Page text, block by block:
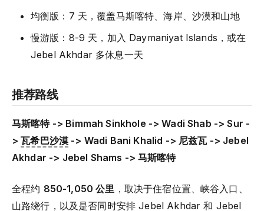
均衡版：7 天，覆盖马斯喀特、海岸、沙漠和山地
慢游版：8-9 天，加入 Daymaniyat Islands，或在
Jebel Akhdar 多休息一天
推荐路线
马斯喀特 -> Bimmah Sinkhole -> Wadi Shab -> Sur -
>瓦希巴沙漠 -> Wadi Bani Khalid -> 尼兹瓦 -> Jebel
Akhdar -> Jebel Shams -> 马斯喀特
全程约 850-1,050 公里 ，取决于住宿位置、峡谷入口、
山路绕行，以及是否同时安排 Jebel Akhdar 和 Jebel